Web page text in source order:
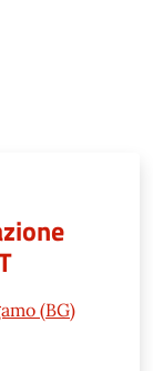
(BG)